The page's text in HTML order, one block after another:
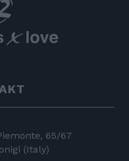
65/67
(Italy)